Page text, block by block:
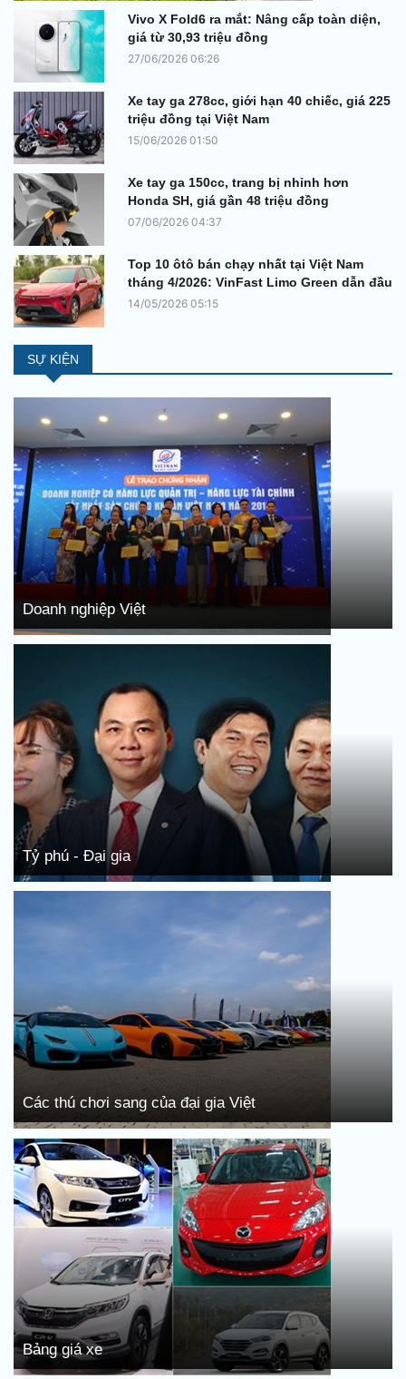
Vivo X Fold6 ra mắt: Nâng cấp toàn diện,
giá từ 30,93 triệu đồng
27/06/2026 06:26
Xe tay ga 278cc, giới hạn 40 chiếc, giá 225
triệu đồng tại Việt Nam
15/06/2026 01:50
Xe tay ga 150cc, trang bị nhỉnh hơn
Honda SH, giá gần 48 triệu đồng
07/06/2026 04:37
Top 10 ôtô bán chạy nhất tại Việt Nam
tháng 4/2026: VinFast Limo Green dẫn đầu
14/05/2026 05:15
SỰ KIỆN
Doanh nghiệp Việt
Tỷ phú - Đại gia
Các thú chơi sang của đại gia Việt
Bảng giá xe